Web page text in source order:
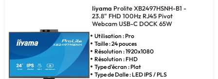
Iiyama Prolite XB2497HSNH-B1 -
23.8" FHD 100Hz RJ45 Pivot
Webcam USB-C DOCK 65W
Utilisation : Pro
Taille : 24 pouces
Résolution : 1920x1080
Résolution : FHD
Type d'écran : Plat
Type de Dalle : LED IPS / PLS